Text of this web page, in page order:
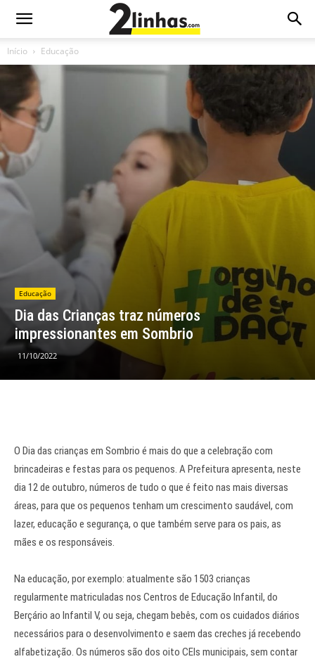
Início Educação
Educação
Dia das Crianças traz números
impressionantes em Sombrio
11/10/2022
O Dia das crianças em Sombrio é mais do que a celebração com
brincadeiras e festas para os pequenos. A Prefeitura apresenta, neste
dia 12 de outubro, números de tudo o que é feito nas mais diversas
áreas, para que os pequenos tenham um crescimento saudável, com
lazer, educação e segurança, o que também serve para os pais, as
mães e os responsáveis.
Na educação, por exemplo: atualmente são 1503 crianças
regularmente matriculadas nos Centros de Educação Infantil, do
Berçário ao Infantil V, ou seja, chegam bebês, com os cuidados diários
necessários para o desenvolvimento e saem das creches já recebendo
alfabetização. Os números são dos oito CEIs municipais, sem contar